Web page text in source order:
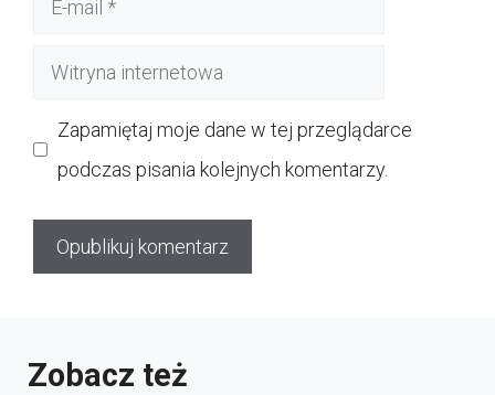
Witryna
Zapamiętaj moje dane w tej przeglądarce
podczas pisania kolejnych komentarzy.
Zobacz też